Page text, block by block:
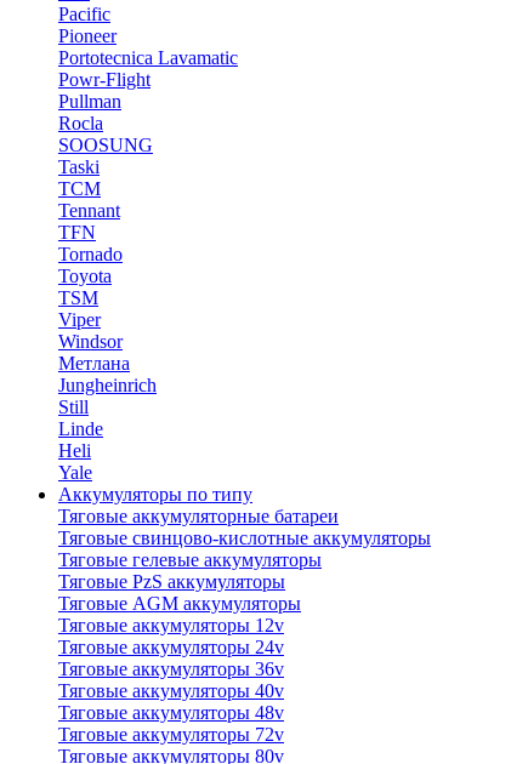
Pacific
Pioneer
Portotecnica Lavamatic
Powr-Flight
Pullman
Rocla
SOOSUNG
Taski
TCM
Tennant
TFN
Tornado
Toyota
TSM
Viper
Windsor
Метлана
Jungheinrich
Still
Linde
Heli
Yale
Аккумуляторы по типу
Тяговые аккумуляторные батареи
Тяговые свинцово-кислотные аккумуляторы
Тяговые гелевые аккумуляторы
Тяговые PzS аккумуляторы
Тяговые AGM аккумуляторы
Тяговые аккумуляторы 12v
Тяговые аккумуляторы 24v
Тяговые аккумуляторы 36v
Тяговые аккумуляторы 40v
Тяговые аккумуляторы 48v
Тяговые аккумуляторы 72v
Тяговые аккумуляторы 80v